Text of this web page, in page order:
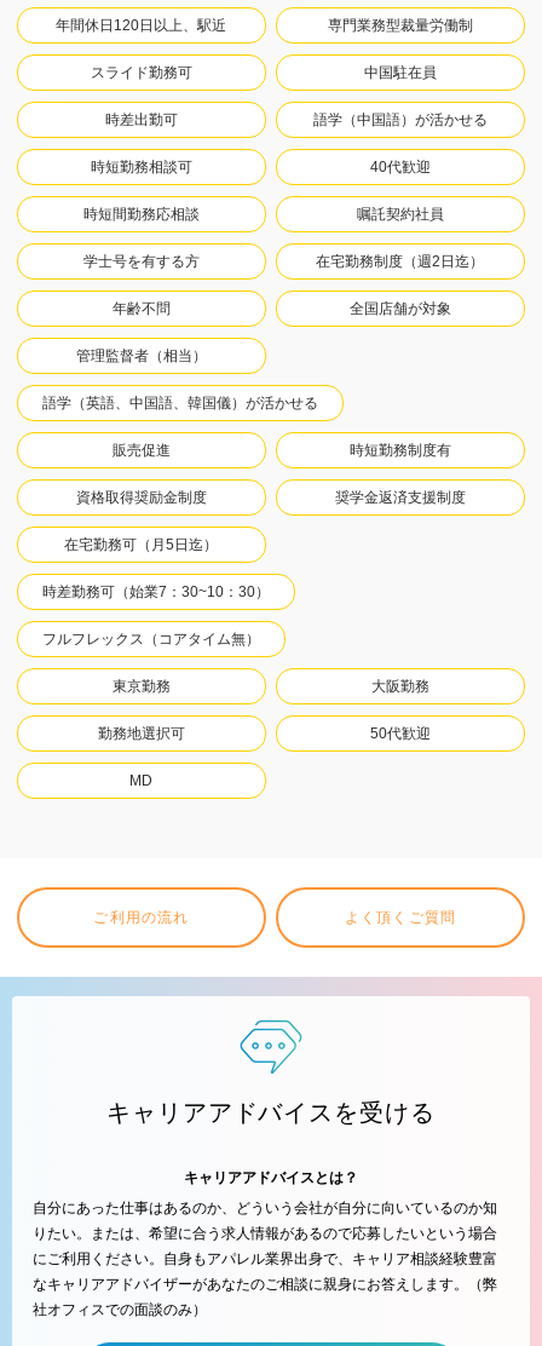
年間休日120日以上、駅近 専門業務型裁量労働制
スライド勤務可 中国駐在員
時差出勤可 語学（中国語）が活かせる
時短勤務相談可 40代歓迎
時短間勤務応相談 嘱託契約社員
学士号を有する方 在宅勤務制度（週2日迄）
年齢不問 全国店舗が対象
管理監督者（相当）
語学（英語、中国語、韓国儀）が活かせる
販売促進 時短勤務制度有
資格取得奨励金制度 奨学金返済支援制度
在宅勤務可（月5日迄）
時差勤務可（始業7：30~10：30）
フルフレックス（コアタイム無）
東京勤務 大阪勤務
勤務地選択可 50代歓迎
MD
ご利用の流れ よく頂くご質問
キャリアアドバイスを受ける
キャリアアドバイスとは？
自分にあった仕事はあるのか、どういう会社が自分に向いているのか知
りたい。または、希望に合う求人情報があるので応募したいという場合
にご利用ください。自身もアパレル業界出身で、キャリア相談経験豊富
なキャリアアドバイザーがあなたのご相談に親身にお答えします。（弊
社オフィスでの面談のみ）